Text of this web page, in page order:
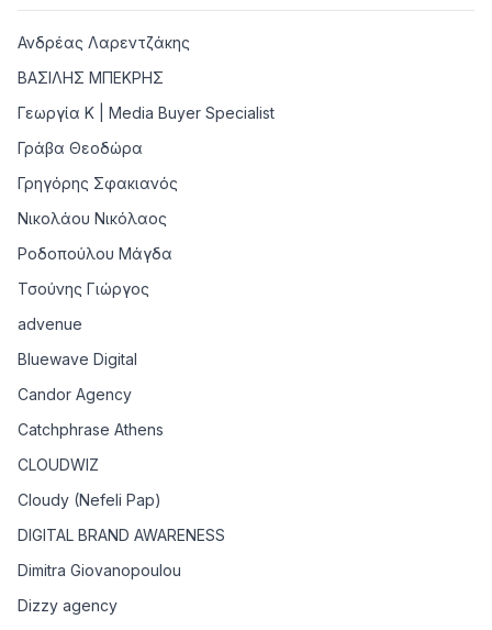
Ανδρέας Λαρεντζάκης
ΒΑΣΙΛΗΣ ΜΠΕΚΡΗΣ
Γεωργία Κ | Media Buyer Specialist
Γράβα Θεοδώρα
Γρηγόρης Σφακιανός
Νικολάου Νικόλαος
Ροδοπούλου Μάγδα
Τσούνης Γιώργος
advenue
Bluewave Digital
Candor Agency
Catchphrase Athens
CLOUDWIZ
Cloudy (Nefeli Pap)
DIGITAL BRAND AWARENESS
Dimitra Giovanopoulou
Dizzy agency